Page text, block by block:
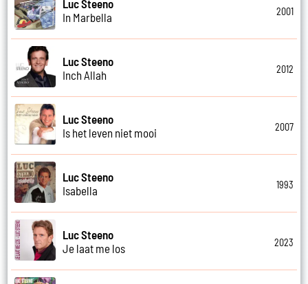
Luc Steeno
In Marbella
2001
Luc Steeno
Inch Allah
2012
Luc Steeno
Is het leven niet mooi
2007
Luc Steeno
Isabella
1993
Luc Steeno
Je laat me los
2023